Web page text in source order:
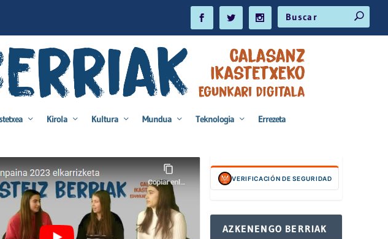
Kirola Kultura Mundua Teknologia Errezeta
VERIFICACIÓN DE SEGURIDAD
AZKENENGO BERRIAK